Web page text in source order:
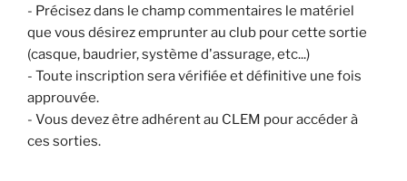
- Précisez dans le champ commentaires le matériel
que vous désirez emprunter au club pour cette sortie
(casque, baudrier, système d'assurage, etc...)
- Toute inscription sera vérifiée et définitive une fois
approuvée.
- Vous devez être adhérent au CLEM pour accéder à
ces sorties.